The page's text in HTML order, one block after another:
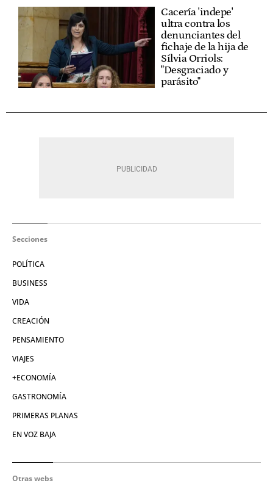
Cacería 'indepe'
ultra contra los
denunciantes del
fichaje de la hija de
Sílvia Orriols:
"Desgraciado y
parásito"
Secciones
POLÍTICA
BUSINESS
VIDA
CREACIÓN
PENSAMIENTO
VIAJES
+ECONOMÍA
GASTRONOMÍA
PRIMERAS PLANAS
EN VOZ BAJA
Otras webs